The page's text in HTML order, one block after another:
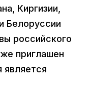
Киргизии,
Белоруссии
российского
приглашен
является